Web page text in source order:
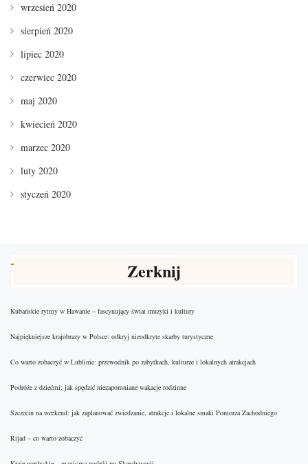
wrzesień 2020
sierpień 2020
lipiec 2020
czerwiec 2020
maj 2020
kwiecień 2020
marzec 2020
luty 2020
styczeń 2020
Zerknij
Kubańskie rytmy w Hawanie – fascynujący świat muzyki i kultury
Najpiękniejsze krajobrazy w Polsce: odkryj nieodkryte skarby turystyczne
Co warto zobaczyć w Lublinie: przewodnik po zabytkach, kulturze i lokalnych atrakcjach
Podróże z dziećmi: jak spędzić niezapomniane wakacje rodzinne
Szczecin na weekend: jak zaplanować zwiedzanie, atrakcje i lokalne smaki Pomorza Zachodniego
Rijad – co warto zobaczyć